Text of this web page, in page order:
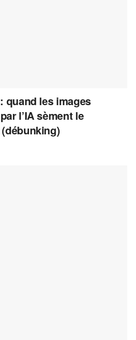
quand les images
l’IA sèment le